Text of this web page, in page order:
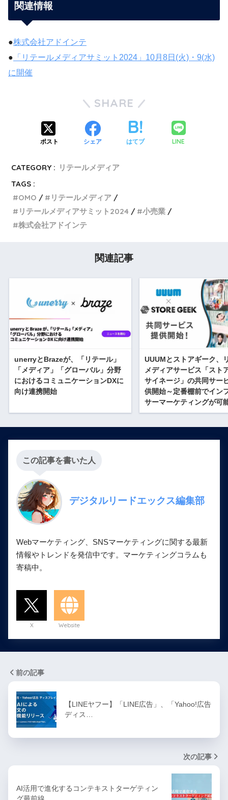
関連情報
●株式会社アドインテ
● 「リテールメディアサミット2024」10月8日(火)・9(水)
に開催
SHARE
ポスト シェア はてブ LINE
CATEGORY : リテールメディア
TAGS :
OMO
リテールメディア
リテールメディアサミット2024
小売業
株式会社アドインテ
関連記事
unerryとBrazeが、「リテール」
「メディア」「グローバル」分野
におけるコミュニケーションDXに
向け連携開始
UUUMとストアギーク、
メディアサービス「スト
サイネージ」の共同サー
供開始～定番棚前でイン
サーマーケティングが可
この記事を書いた人
デジタルリードエックス編集部
Webマーケティング、SNSマーケティングに関する最新
情報やトレンドを発信中です。マーケティングコラムも
寄稿中。
X Website
前の記事
【LINEヤフー】「LINE広告」、「Yahoo!広告
ディス…
次の記事
AI活用で進化するコンテキストターゲティン